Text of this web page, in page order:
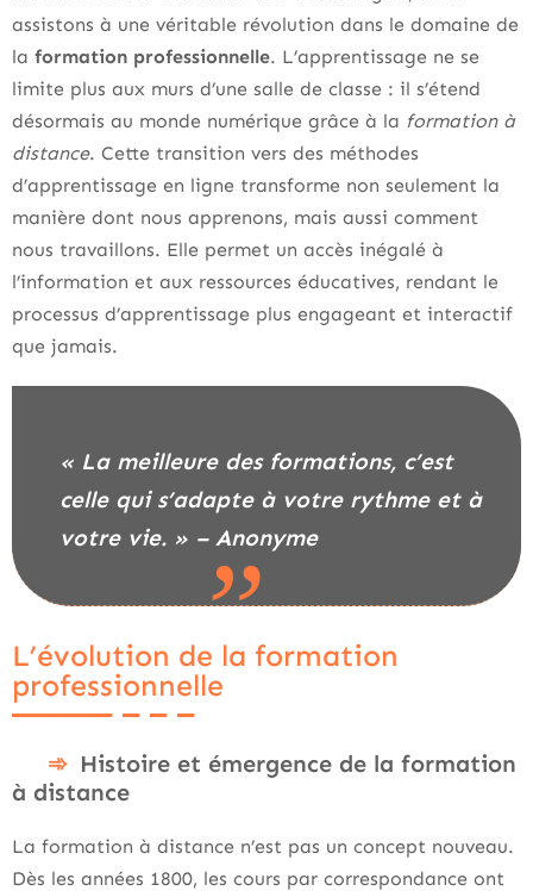
assistons à une véritable révolution dans le domaine de
la formation professionnelle. L’apprentissage ne se
limite plus aux murs d’une salle de classe : il s’étend
désormais au monde numérique grâce à la formation à
distance. Cette transition vers des méthodes
d’apprentissage en ligne transforme non seulement la
manière dont nous apprenons, mais aussi comment
nous travaillons. Elle permet un accès inégalé à
l’information et aux ressources éducatives, rendant le
processus d’apprentissage plus engageant et interactif
que jamais.
« La meilleure des formations, c’est
celle qui s’adapte à votre rythme et à
votre vie. » – Anonyme
L’évolution de la formation
professionnelle
Histoire et émergence de la formation
à distance
La formation à distance n’est pas un concept nouveau.
Dès les années 1800, les cours par correspondance ont